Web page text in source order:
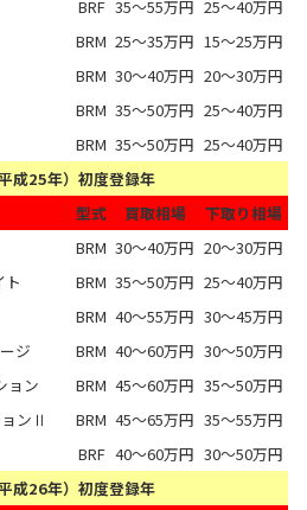
BRF 35～55万円 25～40万円
BRM 25～35万円 15～25万円
BRM 30～40万円 20～30万円
BRM 35～50万円 25～40万円
BRM 35～50万円 25～40万円
成25年）初度登録年
型式 買取相場
下取り相場
BRM 30～40万円 20～30万円
ト
BRM 35～50万円 25～40万円
BRM 40～55万円 30～45万円
ジ
BRM 40～60万円 30～50万円
ョン
BRM 45～60万円 35～50万円
ョンⅡ
BRM 45～65万円 35～55万円
BRF 40～60万円 30～50万円
成26年）初度登録年